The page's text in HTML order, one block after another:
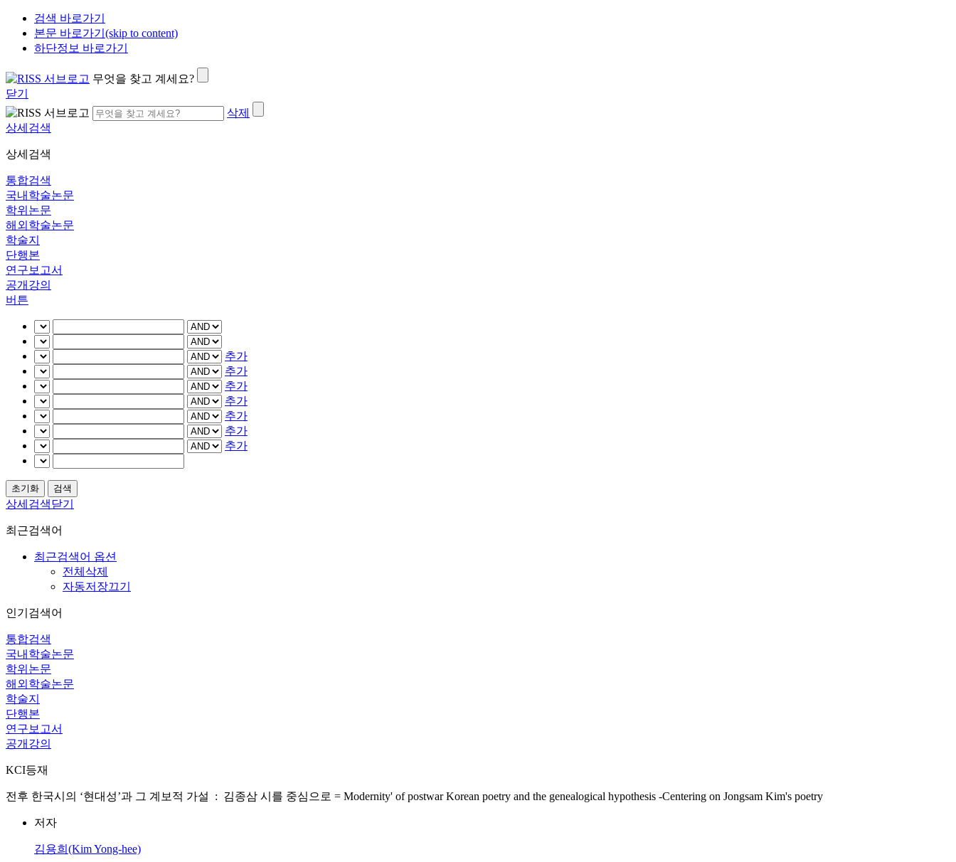
검색 바로가기
본문 바로가기(skip to content)
하단정보 바로가기
무엇을 찾고 계세요?
닫기
삭제
상세검색
상세검색
통합검색
국내학술논문
학위논문
해외학술논문
학술지
단행본
연구보고서
공개강의
버튼
추가
추가
추가
추가
추가
추가
추가
상세검색닫기
최근검색어
최근검색어 옵션
전체삭제
자동저장끄기
인기검색어
통합검색
국내학술논문
학위논문
해외학술논문
학술지
단행본
연구보고서
공개강의
KCI등재
전후 한국시의 ‘현대성’과 그 계보적 가설 : 김종삼 시를 중심으로 = Modernity' of postwar Korean poetry and the genealogical hypothesis -Centering on Jongsam Kim's poetry
저자
김용희(Kim Yong-hee)